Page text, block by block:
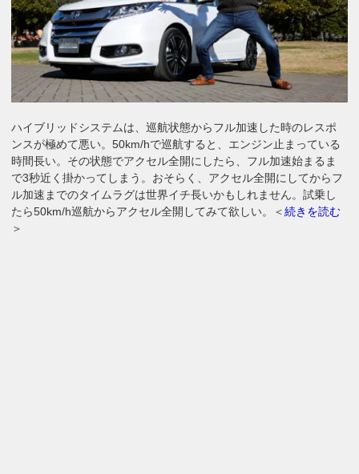
ハイブリッドシステムは、巡航状態からフル加速した時のレスポ
ンスが極めて悪い。50km/hで巡航すると、エンジン止まっている
時間長い。その状態でアクセル全開にしたら、フル加速始まるま
で3秒近く掛かってしまう。おそらく、アクセル全開にしてからフ
ル加速までのタイムラグは世界イチ長いかもしれません。試乗し
たら50km/h巡航からアクセル全開してみて欲しい。＜続きを読む
＞